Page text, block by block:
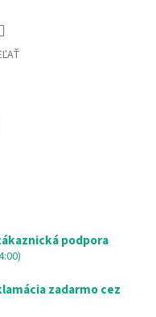
podpora
zadarmo cez